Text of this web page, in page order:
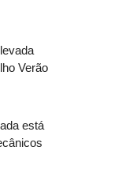
Verão
está